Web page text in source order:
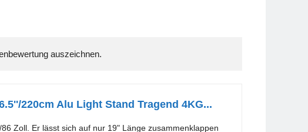
220cm Alu Light Stand Tragend 4KG...
Zoll. Er lässt sich auf nur 19" Länge zusammenklappen